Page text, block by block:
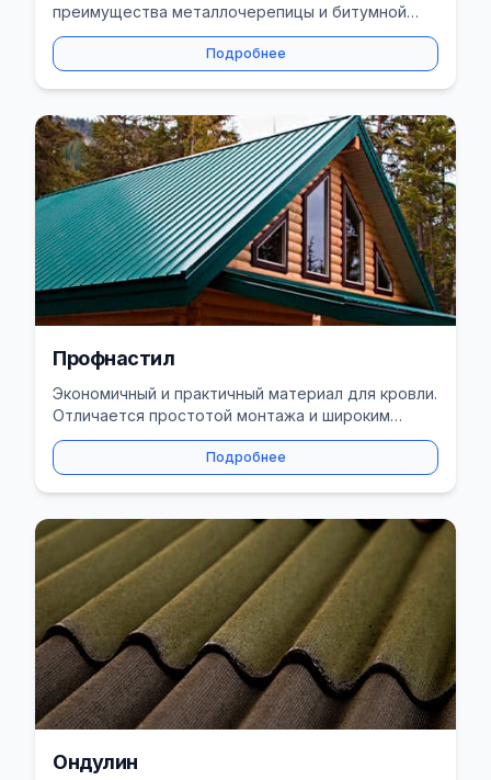
преимущества металлочерепицы и битумной
черепицы. Прочность и эстетика.
Подробнее
Профнастил
Экономичный и практичный материал для кровли.
Отличается простотой монтажа и широким
выбором цветов.
Подробнее
Ондулин